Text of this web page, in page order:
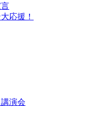
応援！
演会